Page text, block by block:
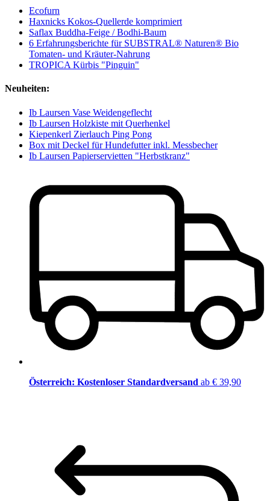
Ecofurn
Haxnicks Kokos-Quellerde komprimiert
Saflax Buddha-Feige / Bodhi-Baum
6 Erfahrungsberichte für SUBSTRAL® Naturen® Bio
Tomaten- und Kräuter-Nahrung
TROPICA Kürbis "Pinguin"
Neuheiten:
Ib Laursen Vase Weidengeflecht
Ib Laursen Holzkiste mit Querhenkel
Kiepenkerl Zierlauch Ping Pong
Box mit Deckel für Hundefutter inkl. Messbecher
Ib Laursen Papierservietten "Herbstkranz"
Österreich: Kostenloser Standardversand ab € 39,90